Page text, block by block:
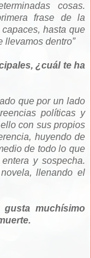
cosas.
frase de la
hasta que
llevamos dentro”
¿cuál te ha
que por un lado
políticas y
con sus propios
huyendo de
de todo lo que
y sospecha.
llenando el
gusta muchísimo